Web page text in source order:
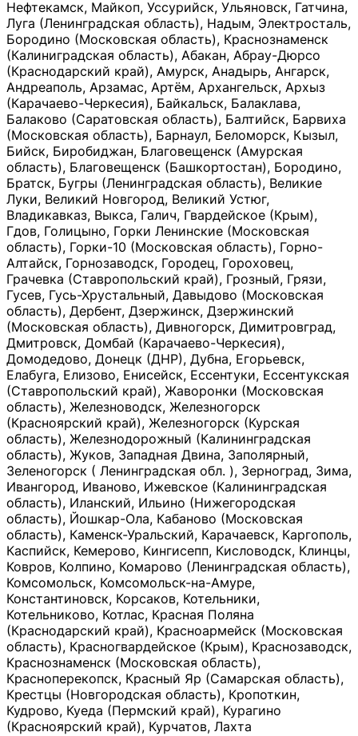
Нефтекамск, Майкоп, Уссурийск, Ульяновск, Гатчина,
Луга (Ленинградская область), Надым, Электросталь,
Бородино (Московская область), Краснознаменск
(Калиниградская область), Абакан, Абрау-Дюрсо
(Краснодарский край), Амурск, Анадырь, Ангарск,
Андреаполь, Арзамас, Артём, Архангельск, Архыз
(Карачаево-Черкесия), Байкальск, Балаклава,
Балаково (Саратовская область), Балтийск, Барвиха
(Московская область), Барнаул, Беломорск, Кызыл,
Бийск, Биробиджан, Благовещенск (Амурская
область), Благовещенск (Башкортостан), Бородино,
Братск, Бугры (Ленинградская область), Великие
Луки, Великий Новгород, Великий Устюг,
Владикавказ, Выкса, Галич, Гвардейское (Крым),
Гдов, Голицыно, Горки Ленинские (Московская
область), Горки-10 (Московская область), Горно-
Алтайск, Горнозаводск, Городец, Гороховец,
Грачевка (Ставропольский край), Грозный, Грязи,
Гусев, Гусь-Хрустальный, Давыдово (Московская
область), Дербент, Дзержинск, Дзержинский
(Московская область), Дивногорск, Димитровград,
Дмитровск, Домбай (Карачаево-Черкесия),
Домодедово, Донецк (ДНР), Дубна, Егорьевск,
Елабуга, Елизово, Енисейск, Ессентуки, Ессентукская
(Ставропольский край), Жаворонки (Московская
область), Железноводск, Железногорск
(Красноярский край), Железногорск (Курская
область), Железнодорожный (Калининградская
область), Жуков, Западная Двина, Заполярный,
Зеленогорск ( Ленинградская обл. ), Зерноград, Зима,
Ивангород, Иваново, Ижевское (Калининградская
область), Иланский, Ильино (Нижегородская
область), Йошкар-Ола, Кабаново (Московская
область), Каменск-Уральский, Карачаевск, Каргополь,
Каспийск, Кемерово, Кингисепп, Кисловодск, Клинцы,
Ковров, Колпино, Комарово (Ленинградская область),
Комсомольск, Комсомольск-на-Амуре,
Константиновск, Корсаков, Котельники,
Котельниково, Котлас, Красная Поляна
(Краснодарский край), Красноармейск (Московская
область), Красногвардейское (Крым), Краснозаводск,
Краснознаменск (Московская область),
Красноперекопск, Красный Яр (Самарская область),
Крестцы (Новгородская область), Кропоткин,
Кудрово, Куеда (Пермский край), Курагино
(Красноярский край), Курчатов, Лахта